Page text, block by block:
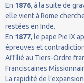
En 1876, à la suite de
elle vient à Rome
restées en Inde.
En 1877, le pape Pie IX
épreuves et
Affilié au Tiers-Ordre
Franciscaines
La rapidité de